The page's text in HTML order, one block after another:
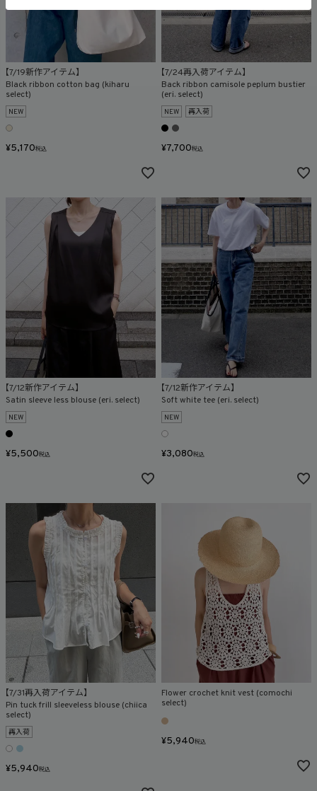
【7/19新作アイテム】
Black ribbon cotton bag (kiharu
select)
NEW
¥5,170税込
【7/24再入荷アイテム】
Back ribbon camisole peplum bustier
(eri. select)
NEW 再入荷
¥7,700税込
【7/12新作アイテム】
Satin sleeve less blouse (eri. select)
NEW
¥5,500税込
【7/12新作アイテム】
Soft white tee (eri. select)
NEW
¥3,080税込
【7/31再入荷アイテム】
Pin tuck frill sleeveless blouse (chiica
select)
再入荷
¥5,940税込
Flower crochet knit vest (comochi
select)
¥5,940税込